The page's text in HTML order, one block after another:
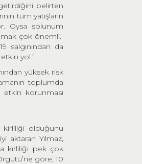
belirten
tüm yatışların
Oysa solunum
çok önemli.
salgınından da
yol.”
yüksek risk
toplumda
etkin korunması
kirliliği olduğunu
aktaran Yılmaz,
kirliliği pek çok
göre, 10